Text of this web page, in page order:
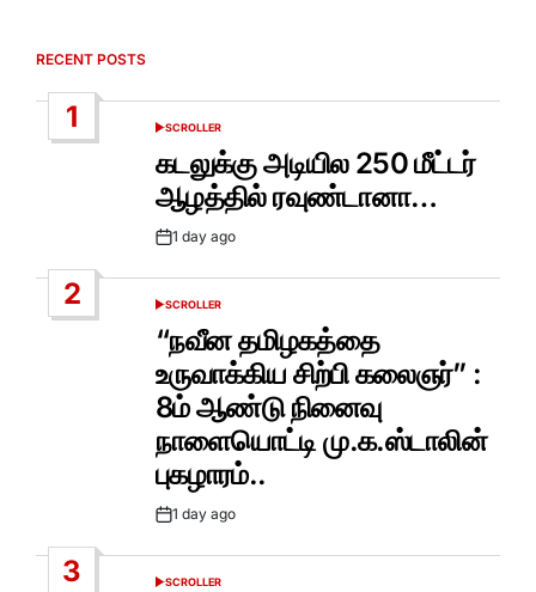
RECENT POSTS
1
POSTED
SCROLLER
கடலுக்கு அடியில 250 மீட்டர்
ஆழத்தில் ரவுண்டானா…
Post1 day ago
2
POSTED
IN
SCROLLER
“நவீன தமிழகத்தை
உருவாக்கிய சிற்பி கலைஞர்” :
8ம் ஆண்டு நினைவு
நாளையொட்டி மு.க.ஸ்டாலின்
புகழாரம்..
Post1 day ago
3
POSTED
SCROLLER